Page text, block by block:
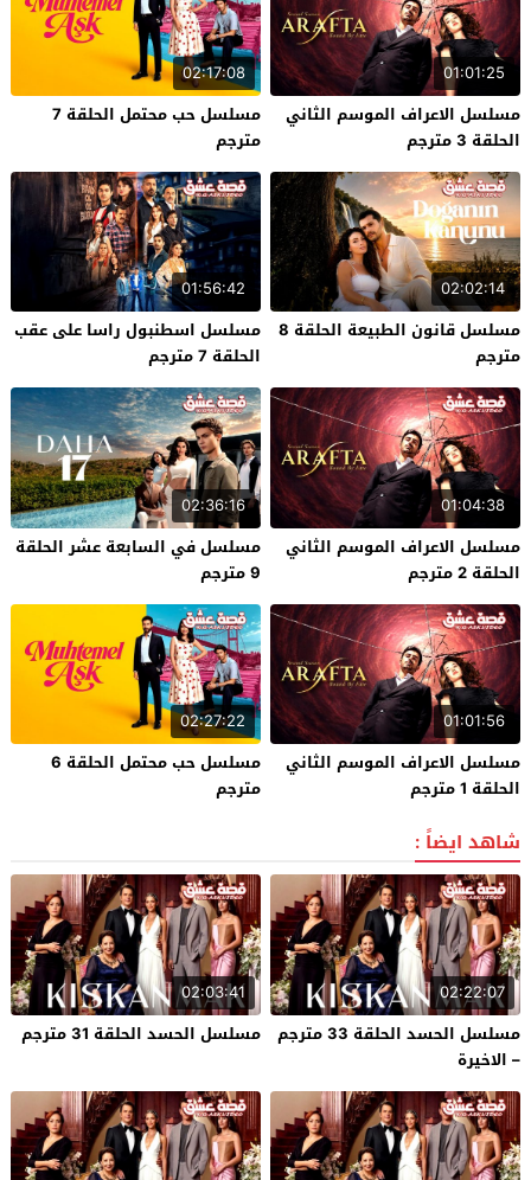
01:01:25
مسلسل الاعراف الموسم الثاني
الحلقة 3 مترجم
02:17:08
مسلسل حب محتمل الحلقة 7
مترجم
02:02:14
مسلسل قانون الطبيعة الحلقة 8
مترجم
01:56:42
مسلسل اسطنبول راسا على عقب
الحلقة 7 مترجم
01:04:38
مسلسل الاعراف الموسم الثاني
الحلقة 2 مترجم
02:36:16
مسلسل في السابعة عشر الحلقة
9 مترجم
01:01:56
مسلسل الاعراف الموسم الثاني
الحلقة 1 مترجم
02:27:22
مسلسل حب محتمل الحلقة 6
مترجم
شاهد ايضاً :
02:22:07
مسلسل الحسد الحلقة 33 مترجم
– الاخيرة
02:03:41
مسلسل الحسد الحلقة 31 مترجم